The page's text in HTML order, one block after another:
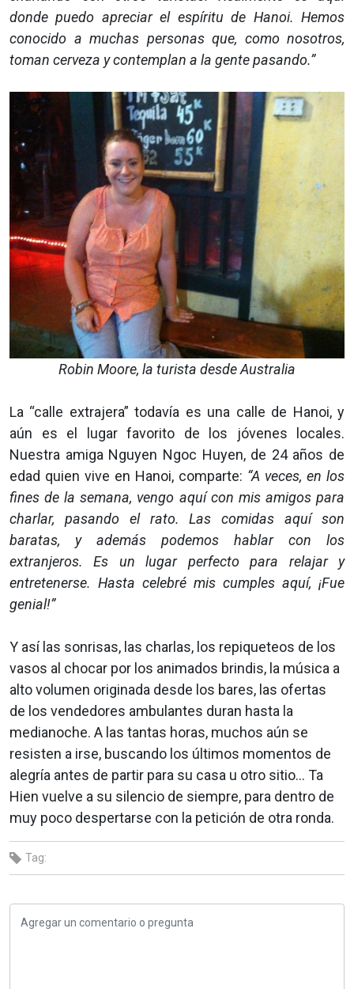
donde puedo apreciar el espíritu de Hanoi. Hemos
conocido a muchas personas que, como nosotros,
toman cerveza y contemplan a la gente pasando.”
Robin Moore, la turista desde Australia
La “calle extrajera” todavía es una calle de Hanoi, y
aún es el lugar favorito de los jóvenes locales.
Nuestra amiga Nguyen Ngoc Huyen, de 24 años de
edad quien vive en Hanoi, comparte: “A veces, en los
fines de la semana, vengo aquí con mis amigos para
charlar, pasando el rato. Las comidas aquí son
baratas, y además podemos hablar con los
extranjeros. Es un lugar perfecto para relajar y
entretenerse. Hasta celebré mis cumples aquí, ¡Fue
genial!”
Y así las sonrisas, las charlas, los repiqueteos de los
vasos al chocar por los animados brindis, la música a
alto volumen originada desde los bares, las ofertas
de los vendedores ambulantes duran hasta la
medianoche. A las tantas horas, muchos aún se
resisten a irse, buscando los últimos momentos de
alegría antes de partir para su casa u otro sitio… Ta
Hien vuelve a su silencio de siempre, para dentro de
muy poco despertarse con la petición de otra ronda.
Tag: